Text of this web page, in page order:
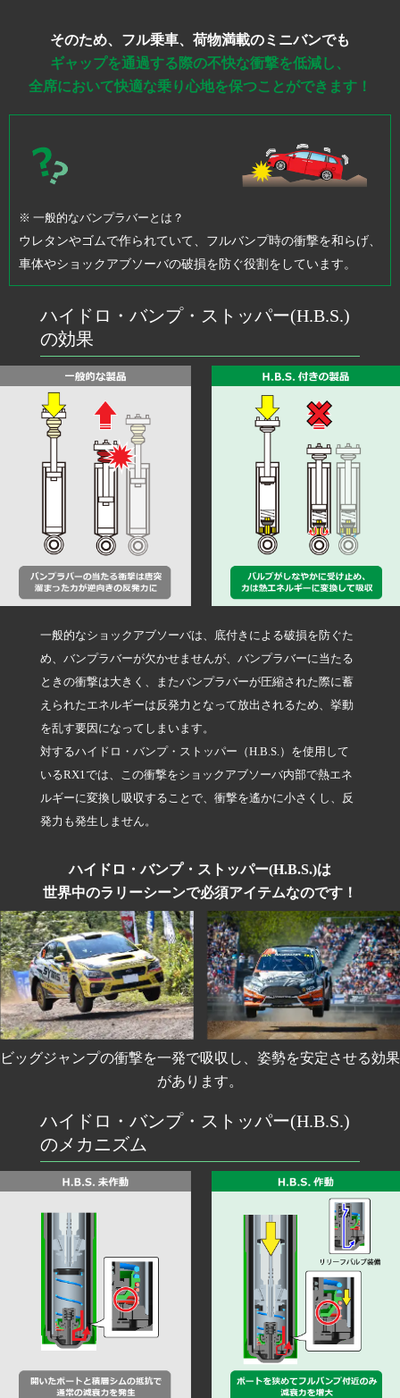
そのため、フル乗車、荷物満載のミニバンでも
ギャップを通過する際の不快な衝撃を低減し、
全席において快適な乗り心地を保つことができます！
※ 一般的なバンプラバーとは？
ウレタンやゴムで作られていて、フルバンプ時の衝撃を和らげ、
車体やショックアブソーバの破損を防ぐ役割をしています。
ハイドロ・バンプ・ストッパー(H.B.S.)
の効果
一般的なショックアブソーバは、底付きによる破損を防ぐた
め、バンプラバーが欠かせませんが、バンプラバーに当たる
ときの衝撃は大きく、またバンプラバーが圧縮された際に蓄
えられたエネルギーは反発力となって放出されるため、挙動
を乱す要因になってしまいます。
対するハイドロ・バンプ・ストッパー（H.B.S.）を使用して
いるRX1では、この衝撃をショックアブソーバ内部で熱エネ
ルギーに変換し吸収することで、衝撃を遙かに小さくし、反
発力も発生しません。
ハイドロ・バンプ・ストッパー(H.B.S.)は
世界中のラリーシーンで必須アイテムなのです！
ビッグジャンプの衝撃を一発で吸収し、姿勢を安定させる効果
があります。
ハイドロ・バンプ・ストッパー(H.B.S.)
のメカニズム